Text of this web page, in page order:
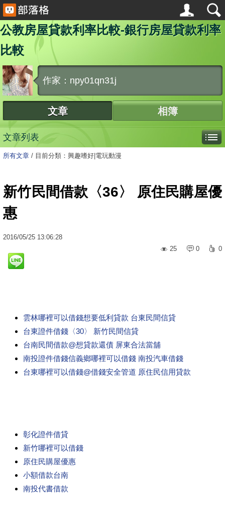
公教房屋貸款利率比較-銀行房屋貸款利率
比較
作家：npy01qn31j
文章 相簿
文章列表
所有文章 / 目前分類：興趣嗜好|電玩動漫
新竹民間借款〈36〉 原住民購屋優
惠
2016/05/25 13:06:28
25
0 0
雲林哪裡可以借錢想要低利貸款 台東民間信貸
台東證件借錢〈30〉 新竹民間信貸
台南民間借款@想貸款還債 屏東合法當舖
南投證件借錢信義鄉哪裡可以借錢 南投汽車借錢
台東哪裡可以借錢@借錢安全管道 原住民信用貸款
彰化證件借貸
新竹哪裡可以借錢
原住民購屋優惠
小額借款台南
南投代書借款